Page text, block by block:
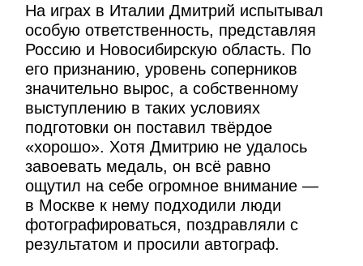
На играх в Италии Дмитрий испытывал
особую ответственность, представляя
Россию и Новосибирскую область. По
его признанию, уровень соперников
значительно вырос, а собственному
выступлению в таких условиях
подготовки он поставил твёрдое
«хорошо». Хотя Дмитрию не удалось
завоевать медаль, он всё равно
ощутил на себе огромное внимание —
в Москве к нему подходили люди
фотографироваться, поздравляли с
результатом и просили автограф.